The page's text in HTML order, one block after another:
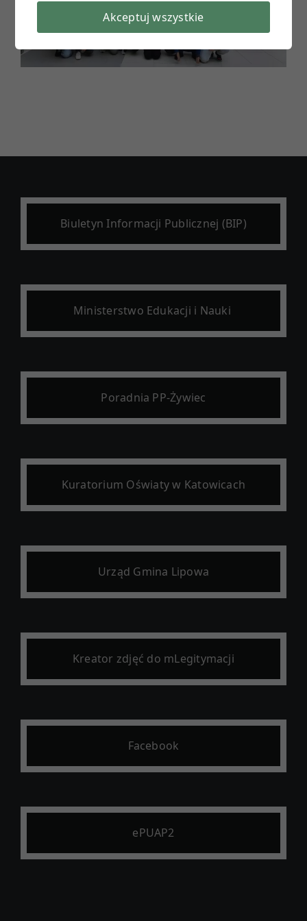
Biuletyn Informacji Publicznej (BIP)
Ministerstwo Edukacji i Nauki
Poradnia PP-Żywiec
Kuratorium Oświaty w Katowicach
Urząd Gmina Lipowa
Kreator zdjęć do mLegitymacji
Facebook
ePUAP2
Akceptuj wszystkie